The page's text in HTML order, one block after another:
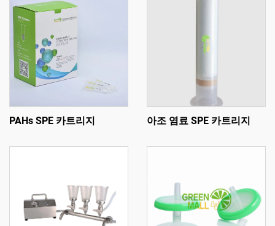
PAHs SPE 카트리지 아조 염료 SPE 카트리지